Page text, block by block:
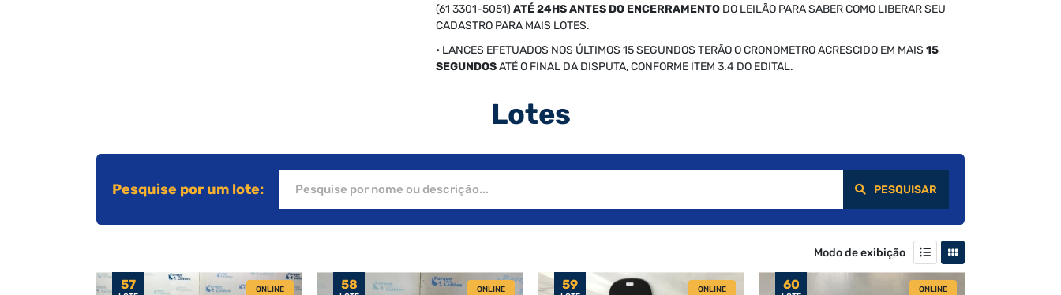
(61 3301-5051) ATÉ 24HS ANTES DO ENCERRAMENTO DO LEILÃO PARA SABER COMO LIBERAR SEU
CADASTRO PARA MAIS LOTES.
• LANCES EFETUADOS NOS ÚLTIMOS 15 SEGUNDOS TERÃO O CRONOMETRO ACRESCIDO EM MAIS 15
SEGUNDOSATÉ O FINAL DA DISPUTA, CONFORME ITEM 3.4 DO EDITAL.
Lotes
Pesquise por um lote: PESQUISAR
Modo de exibição
57 ONLINE 58 ONLINE 59 ONLINE 60 ONLINE